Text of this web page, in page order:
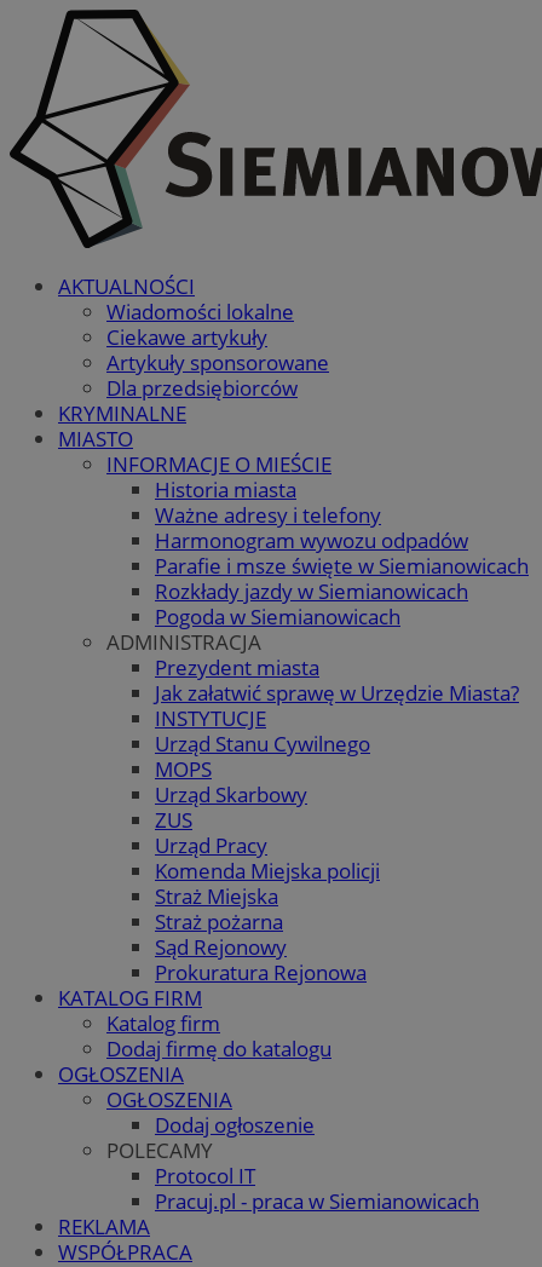
AKTUALNOŚCI
Wiadomości lokalne
Ciekawe artykuły
Artykuły sponsorowane
Dla przedsiębiorców
KRYMINALNE
MIASTO
INFORMACJE O MIEŚCIE
Historia miasta
Ważne adresy i telefony
Harmonogram wywozu odpadów
Parafie i msze święte w Siemianowicach
Rozkłady jazdy w Siemianowicach
Pogoda w Siemianowicach
ADMINISTRACJA
Prezydent miasta
Jak załatwić sprawę w Urzędzie Miasta?
INSTYTUCJE
Urząd Stanu Cywilnego
MOPS
Urząd Skarbowy
ZUS
Urząd Pracy
Komenda Miejska policji
Straż Miejska
Straż pożarna
Sąd Rejonowy
Prokuratura Rejonowa
KATALOG FIRM
Katalog firm
Dodaj firmę do katalogu
OGŁOSZENIA
OGŁOSZENIA
Dodaj ogłoszenie
POLECAMY
Protocol IT
Pracuj.pl - praca w Siemianowicach
REKLAMA
WSPÓŁPRACA